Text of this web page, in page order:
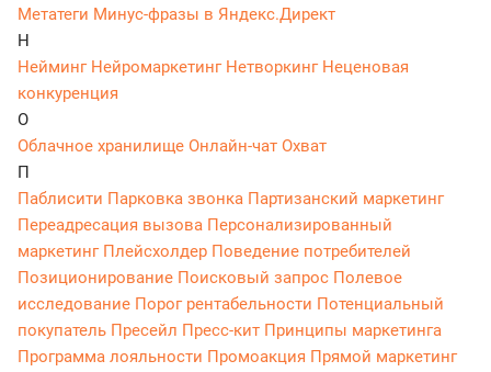
Метатеги Минус-фразы в Яндекс.Директ
Н
Нейминг Нейромаркетинг Нетворкинг Неценовая
конкуренция
О
Облачное хранилище Онлайн-чат Охват
П
Паблисити Парковка звонка Партизанский маркетинг
Переадресация вызова Персонализированный
маркетинг Плейсхолдер Поведение потребителей
Позиционирование Поисковый запрос Полевое
исследование Порог рентабельности Потенциальный
покупатель Пресейл Пресс-кит Принципы маркетинга
Программа лояльности Промоакция Прямой маркетинг